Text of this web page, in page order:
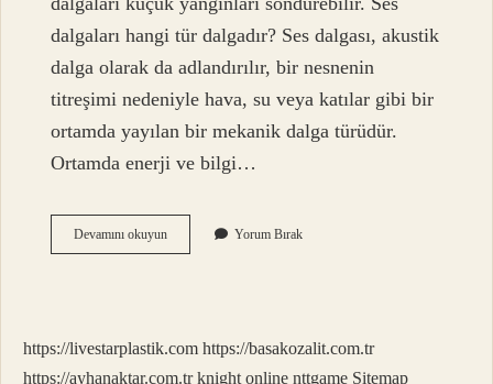
dalgaları hangi tür dalgadır? Ses dalgası, akustik
dalga olarak da adlandırılır, bir nesnenin
titreşimi nedeniyle hava, su veya katılar gibi bir
ortamda yayılan bir mekanik dalga türüdür.
Ortamda enerji ve bilgi…
Devamını okuyunKaç
Çeşit
Yorum Bırak
https://livestarplastik.com https://basakozalit.com.tr
https://ayhanaktar.com.tr knight online nttgame Sitemap